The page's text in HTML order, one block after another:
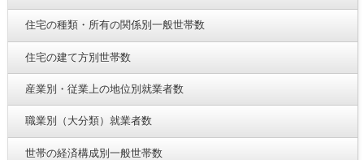
住宅の種類・所有の関係別一般世帯数
住宅の建て方別世帯数
産業別・従業上の地位別就業者数
職業別（大分類）就業者数
世帯の経済構成別一般世帯数